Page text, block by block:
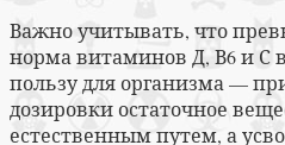
Важно учитывать, что
норма витаминов Д, В6 и С
пользу для организма —
дозировки остаточное
естественным путем, а